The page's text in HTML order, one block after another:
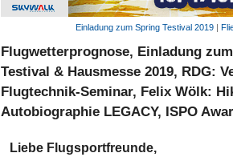
Einladung zum Spring Testival 2019|
Flugwetterprognose, Einladung
Testival & Hausmesse 2019, RDG:
Flugtechnik-Seminar, Felix Wölk:
Autobiographie LEGACY, ISPO
Liebe Flugsportfreunde,